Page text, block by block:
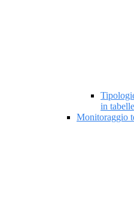
in
Monitoraggio